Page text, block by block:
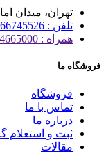
تهران، میدان
تلفن : 02166745526
همراه : 09364665000
فروشگاه ما
فروشگاه
تماس با ما
درباره ما
ثبت و استعلام
مقالات